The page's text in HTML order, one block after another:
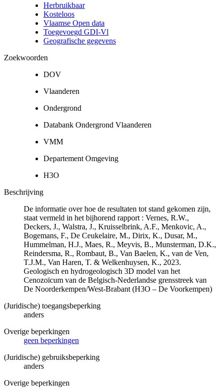
Herbruikbaar
Kosteloos
Vlaamse Open data
Toegevoegd GDI-Vl
Geografische gegevens
Zoekwoorden
DOV
Vlaanderen
Ondergrond
Databank Ondergrond Vlaanderen
VMM
Departement Omgeving
H3O
Beschrijving
De informatie over hoe de resultaten tot stand gekomen zijn,
staat vermeld in het bijhorend rapport : Vernes, R.W.,
Deckers, J., Walstra, J., Kruisselbrink, A.F., Menkovic, A.,
Bogemans, F., De Ceukelaire, M., Dirix, K., Dusar, M.,
Hummelman, H.J., Maes, R., Meyvis, B., Munsterman, D.K.,
Reindersma, R., Rombaut, B., Van Baelen, K., van de Ven,
T.J.M., Van Haren, T. & Welkenhuysen, K., 2023.
Geologisch en hydrogeologisch 3D model van het
Cenozoïcum van de Belgisch-Nederlandse grensstreek van
De Noorderkempen/West-Brabant (H3O – De Voorkempen)
(Juridische) toegangsbeperking
anders
Overige beperkingen
geen beperkingen
(Juridische) gebruiksbeperking
anders
Overige beperkingen